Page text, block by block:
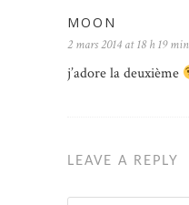
MOON
2 mars 2014 at 18 h 19 min
j’adore la deuxième
LEAVE A REPLY